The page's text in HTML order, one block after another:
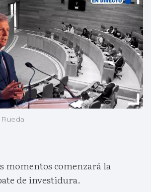
momentos comenzará la
de investidura.